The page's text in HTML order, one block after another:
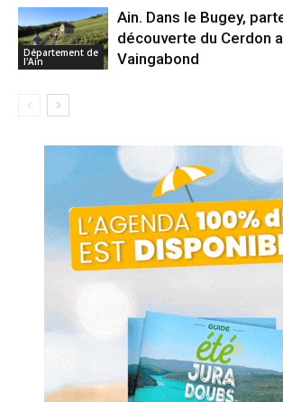
Département de
l'Ain
Ain. Dans le Bugey,
découverte du Cerdon
Vaingabond